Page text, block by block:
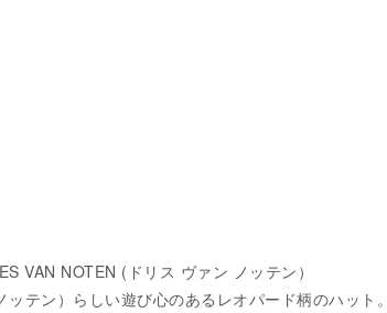
VAN NOTEN (ドリス ヴァン ノッテン）
テン）らしい遊び心のあるレオパード柄のハット